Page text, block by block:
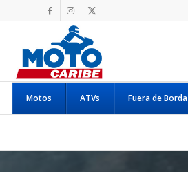
Motos ATVs Fuera de Borda